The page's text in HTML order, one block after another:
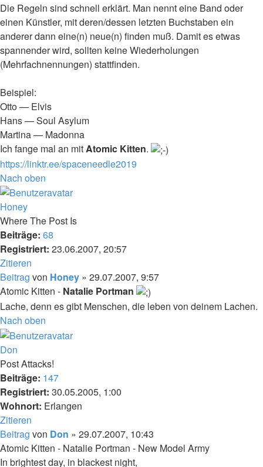
Die Regeln sind schnell erklärt. Man nennt eine Band oder
einen Künstler, mit deren/dessen letzten Buchstaben ein
anderer dann eine(n) neue(n) finden muß. Damit es etwas
spannender wird, sollten keine Wiederholungen
(Mehrfachnennungen) stattfinden.
Beispiel:
Otto — Elvis
Hans — Soul Asylum
Martina — Madonna
Ich fange mal an mitAtomic Kitten.
https://linktr.ee/spaceneedle2019
Nach oben
Honey
Where The Post Is
Beiträge: 68
Registriert: 23.06.2007, 20:57
Zitieren
Beitrag von Honey » 29.07.2007, 9:57
Atomic Kitten - Natalie Portman
Lache, denn es gibt Menschen, die leben von deinem Lachen.
Nach oben
Don
Post Attacks!
Beiträge: 147
Registriert: 30.05.2005, 1:00
Wohnort: Erlangen
Zitieren
Beitrag von Don » 29.07.2007, 10:43
Atomic Kitten - Natalie Portman - New Model Army
In brightest day, in blackest night,